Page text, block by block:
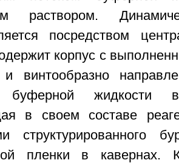
раствором.
посредством
корпус с
и винтообразно
буферной жидкости
в своем составе
структурированного
пленки в кавернах.